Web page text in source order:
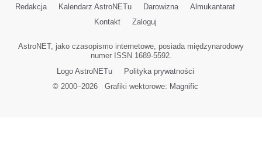
Redakcja Kalendarz AstroNETu Darowizna
Almukantarat
Kontakt
Zaloguj
AstroNET, jako czasopismo internetowe, posiada międzynarodowy
numer ISSN 1689-5592.
Logo AstroNETu
Polityka prywatności
© 2000–2026Grafiki wektorowe: Magnific